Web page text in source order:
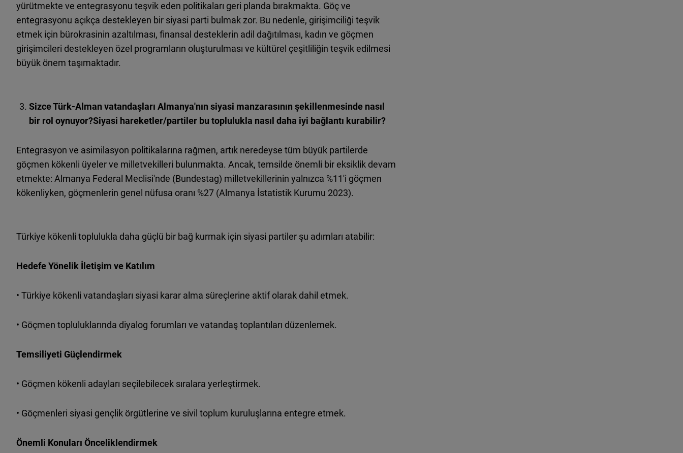
yürütmekte ve entegrasyonu teşvik eden politikaları geri planda bırakmakta. Göç ve
entegrasyonu açıkça destekleyen bir siyasi parti bulmak zor. Bu nedenle, girişimciliği teşvik
etmek için bürokrasinin azaltılması, finansal desteklerin adil dağıtılması, kadın ve göçmen
girişimcileri destekleyen özel programların oluşturulması ve kültürel çeşitliliğin teşvik edilmesi
büyük önem taşımaktadır.
Sizce Türk-Alman vatandaşları Almanya'nın siyasi manzarasının şekillenmesinde nasıl
bir rol oynuyor?Siyasi hareketler/partiler bu toplulukla nasıl daha iyi bağlantı kurabilir?
Entegrasyon ve asimilasyon politikalarına rağmen, artık neredeyse tüm büyük partilerde
göçmen kökenli üyeler ve milletvekilleri bulunmakta. Ancak, temsilde önemli bir eksiklik devam
etmekte: Almanya Federal Meclisi'nde (Bundestag) milletvekillerinin yalnızca %11'i göçmen
kökenliyken, göçmenlerin genel nüfusa oranı %27 (Almanya İstatistik Kurumu 2023).
Türkiye kökenli toplulukla daha güçlü bir bağ kurmak için siyasi partiler şu adımları atabilir:
Hedefe Yönelik İletişim ve Katılım
• Türkiye kökenli vatandaşları siyasi karar alma süreçlerine aktif olarak dahil etmek.
• Göçmen topluluklarında diyalog forumları ve vatandaş toplantıları düzenlemek.
Temsiliyeti Güçlendirmek
• Göçmen kökenli adayları seçilebilecek sıralara yerleştirmek.
• Göçmenleri siyasi gençlik örgütlerine ve sivil toplum kuruluşlarına entegre etmek.
Önemli Konuları Önceliklendirmek